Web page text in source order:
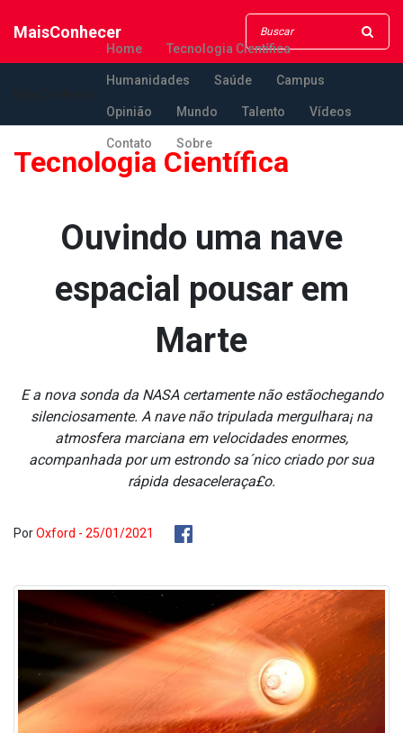
MaisConhecer
Home Tecnologia Científica
Humanidades Saúde Campus
Opinião Mundo Talento Vídeos
Contato Sobre
Tecnologia Científica
Ouvindo uma nave
espacial pousar em
Marte
E a nova sonda da NASA certamente não estãochegando
silenciosamente. A nave não tripulada mergulhara¡ na
atmosfera marciana em velocidades enormes,
acompanhada por um estrondo sa´nico criado por sua
rápida desaceleraça£o.
PorOxford - 25/01/2021